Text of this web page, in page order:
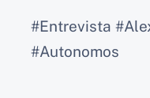
#Entrevista
#Autonomos